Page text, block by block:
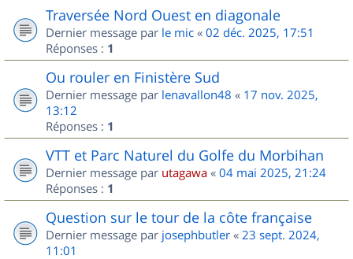
Traversée Nord Ouest en diagonale
Dernier message par le mic « 02 déc. 2025, 17:51
Réponses : 1
Ou rouler en Finistère Sud
Dernier message par lenavallon48 « 17 nov. 2025,
13:12
Réponses : 1
VTT et Parc Naturel du Golfe du Morbihan
Dernier message par utagawa « 04 mai 2025, 21:24
Réponses : 1
Question sur le tour de la côte française
Dernier message par josephbutler « 23 sept. 2024,
11:01